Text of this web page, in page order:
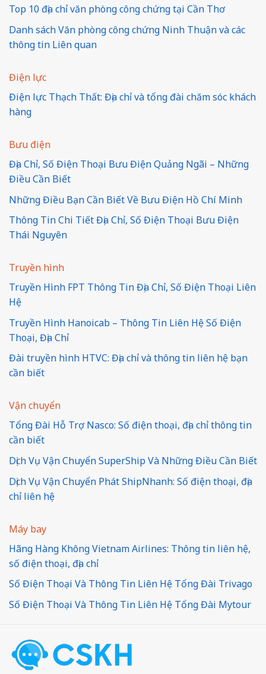
Top 10 địa chỉ văn phòng công chứng tại Cần Thơ
Danh sách Văn phòng công chứng Ninh Thuận và các
thông tin Liên quan
Điện lực
Điện lực Thạch Thất: Địa chỉ và tổng đài chăm sóc khách
hàng
Bưu điện
Địa Chỉ, Số Điện Thoại Bưu Điện Quảng Ngãi – Những
Điều Cần Biết
Những Điều Bạn Cần Biết Về Bưu Điện Hồ Chí Minh
Thông Tin Chi Tiết Địa Chỉ, Số Điện Thoại Bưu Điện
Thái Nguyên
Truyền hình
Truyền Hình FPT Thông Tin Địa Chỉ, Số Điện Thoại Liên
Hệ
Truyền Hình Hanoicab – Thông Tin Liên Hệ Số Điện
Thoại, Địa Chỉ
Đài truyền hình HTVC: Địa chỉ và thông tin liên hệ bạn
cần biết
Vận chuyển
Tổng Đài Hỗ Trợ Nasco: Số điện thoại, địa chỉ thông tin
cần biết
Dịch Vụ Vận Chuyển SuperShip Và Những Điều Cần Biết
Dịch Vụ Vận Chuyển Phát ShipNhanh: Số điện thoại, địa
chỉ liên hệ
Máy bay
Hãng Hàng Không Vietnam Airlines: Thông tin liên hệ,
số điện thoại, địa chỉ
Số Điện Thoại Và Thông Tin Liên Hệ Tổng Đài Trivago
Số Điện Thoại Và Thông Tin Liên Hệ Tổng Đài Mytour